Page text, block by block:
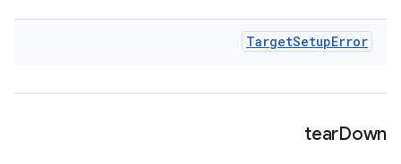
TargetSetupError
tearDown